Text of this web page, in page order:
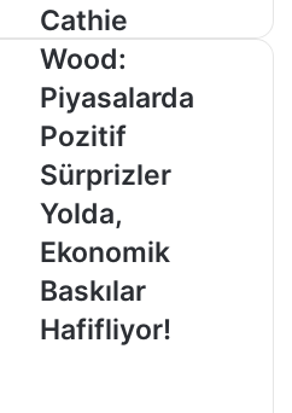
Cathie
Wood:
Piyasalarda
Pozitif
Sürprizler
Yolda,
Ekonomik
Baskılar
Hafifliyor!
Cathie
Wood:
Piyasalarda
Pozitif
Sürprizler
Yolda,
Ekonomik
Baskılar
Hafifliyor!